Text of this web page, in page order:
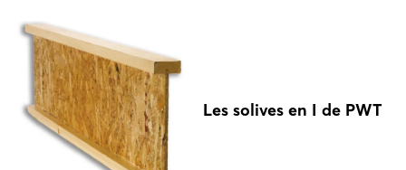
Les solives en I de PWT